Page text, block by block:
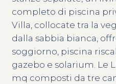
completo di piscina
Villa, collocate tra la
dalla sabbia bianca,
soggiorno, piscina
gazebo e solarium. Le
mq composti da tre